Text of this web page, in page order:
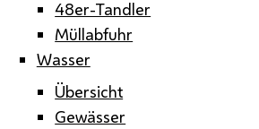
48er-Tandler
Müllabfuhr
Wasser
Übersicht
Gewässer